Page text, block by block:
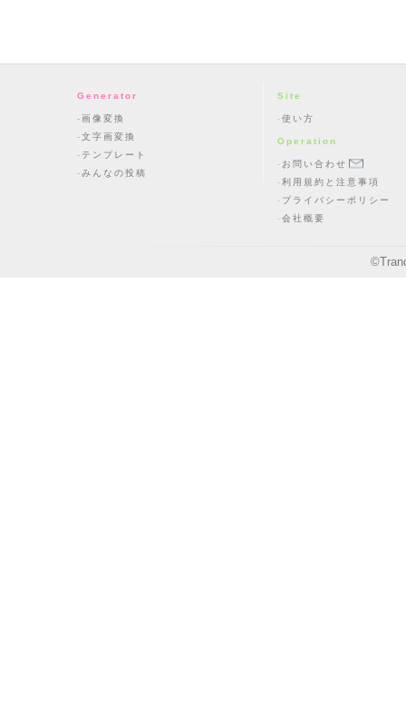
Generator
画像変換
文字画変換
テンプレート
みんなの投稿
Site
使い方
Operation
お問い合わせ
利用規約と注意事項
プライバシーポリシー
会社概要
©